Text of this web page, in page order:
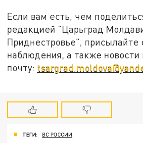
Если вам есть, чем
редакцией "Царьград
Приднестровье", присылайте
наблюдения, а также новости
почту:
ТЕГИ: ВС РОССИИ